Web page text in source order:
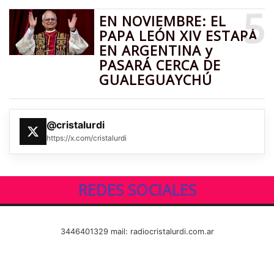
5
EN NOVIEMBRE: EL
PAPA LEÓN XIV ESTARÁ
EN ARGENTINA y
PASARÁ CERCA DE
GUALEGUAYCHÚ
@cristalurdi
https://x.com/cristalurdi
REDES SOCIALES
3446401329 mail: radiocristalurdi.com.ar